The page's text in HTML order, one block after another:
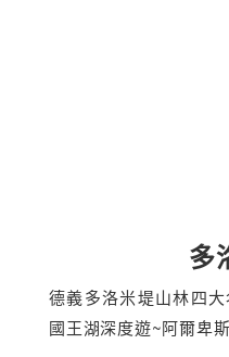
多
德義多洛米堤山林四
國王湖深度遊~阿爾卑